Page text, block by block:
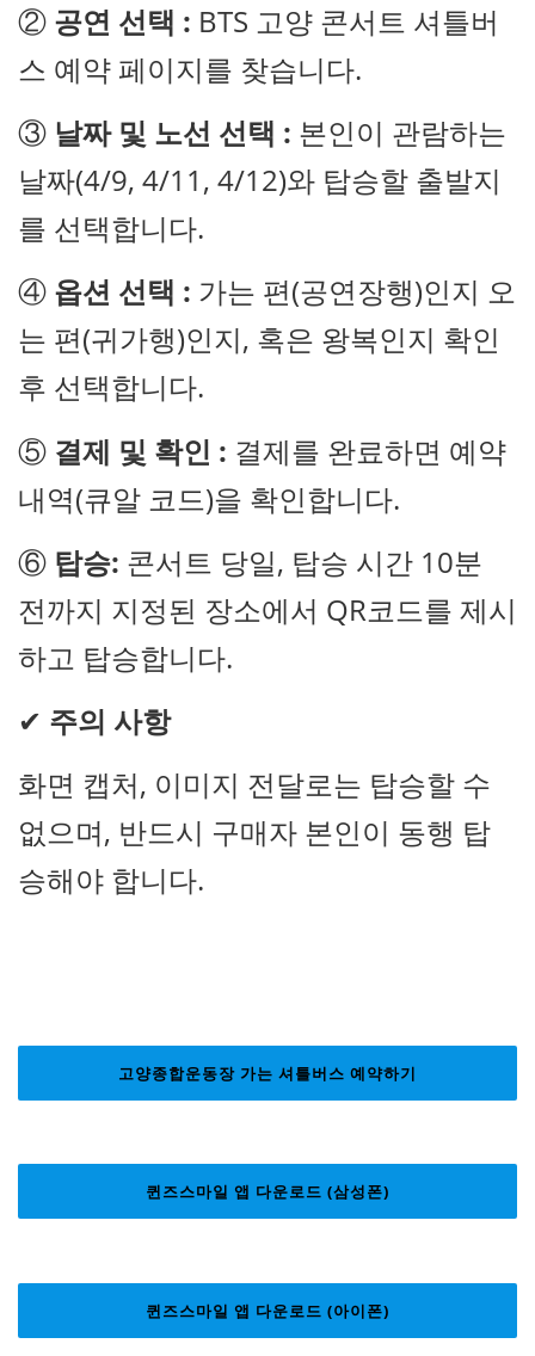
② 공연 선택 : BTS 고양 콘서트 셔틀버
스 예약 페이지를 찾습니다.
③ 날짜 및 노선 선택 : 본인이 관람하는
날짜(4/9, 4/11, 4/12)와 탑승할 출발지
를 선택합니다.
④ 옵션 선택 : 가는 편(공연장행)인지 오
는 편(귀가행)인지, 혹은 왕복인지 확인
후 선택합니다.
⑤ 결제 및 확인 : 결제를 완료하면 예약
내역(큐알 코드)을 확인합니다.
⑥ 탑승: 콘서트 당일, 탑승 시간 10분
전까지 지정된 장소에서 QR코드를 제시
하고 탑승합니다.
✔ 주의 사항
화면 캡처, 이미지 전달로는 탑승할 수
없으며, 반드시 구매자 본인이 동행 탑
승해야 합니다.
고양종합운동장 가는 셔틀버스 예약하기
퀸즈스마일 앱 다운로드 (삼성폰)
퀸즈스마일 앱 다운로드 (아이폰)